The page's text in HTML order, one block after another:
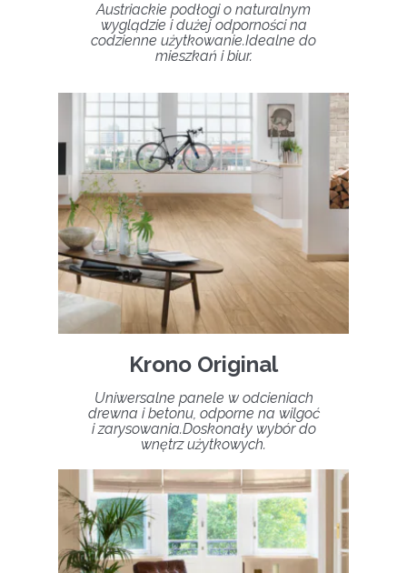
Krono Original
Uniwersalne panele w odcieniach
drewna i betonu, odporne na wilgoć
i zarysowania.Doskonały wybór do
wnętrz użytkowych.
Austriackie podłogi o naturalnym
wyglądzie i dużej odporności na
codzienne użytkowanie.Idealne do
mieszkań i biur.